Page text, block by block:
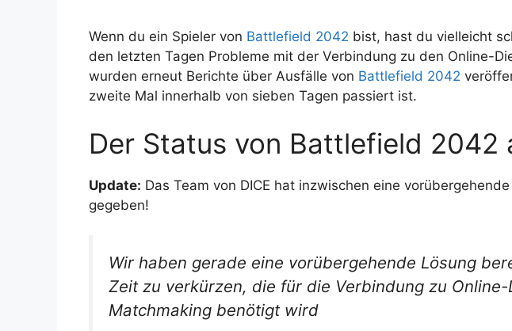
Wenn du ein Spieler von Battlefield 2042 bist, hast du vielleicht
den letzten Tagen Probleme mit der Verbindung zu den Online-
wurden erneut Berichte über Ausfälle von Battlefield 2042
zweite Mal innerhalb von sieben Tagen passiert ist.
Der Status von Battlefield 2042
Update: Das Team von DICE hat inzwischen eine
gegeben!
Wir haben gerade eine vorübergehende Lösung
Zeit zu verkürzen, die für die Verbindung zu
Matchmaking benötigt wird